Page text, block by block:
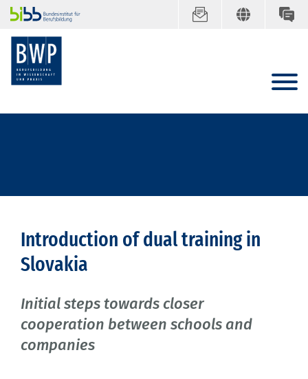
Introduction of dual training in
Slovakia
Initial steps towards closer
cooperation between schools and
companies